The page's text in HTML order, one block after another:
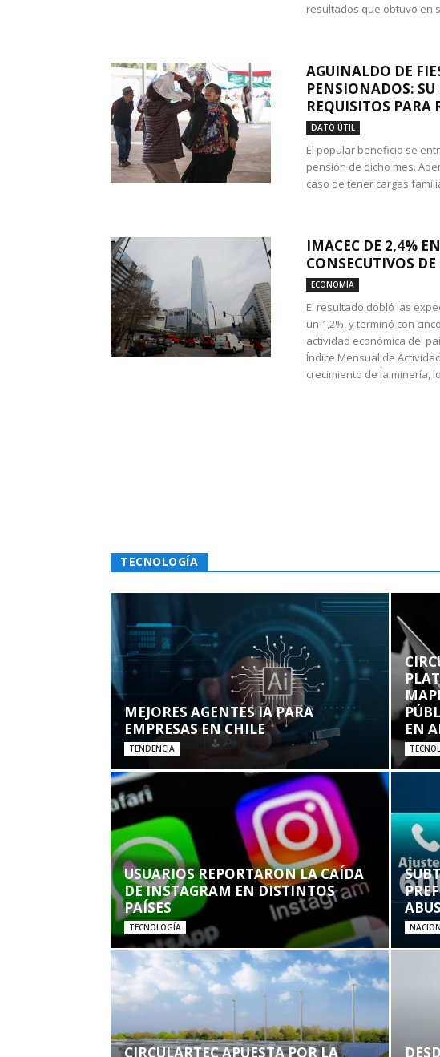
resultados que obtuvo en
AGUINALDO DE
PENSIONADOS:
REQUISITOS PARA
DATO ÚTIL
El popular beneficio se
pensión de dicho mes.
caso de tener cargas
IMACEC DE 2,4%
CONSECUTIVOS
ECONOMÍA
El resultado dobló las
un 1,2%, y terminó con
actividad económica del
Índice Mensual de
crecimiento de la minería,
TECNOLOGÍA
MEJORES AGENTES IA PARA
EMPRESAS EN CHILE
TENDENCIA
EN
USUARIOS REPORTARON LA CAÍDA
DE INSTAGRAM EN DISTINTOS
PAÍSES
TECNOLOGÍA
CIRCULARTEC APUESTA POR LA